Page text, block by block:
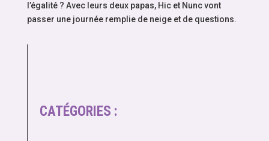
l’égalité ? Avec leurs deux papas, Hic et Nunc vont
passer une journée remplie de neige et de questions.
CATÉGORIES :